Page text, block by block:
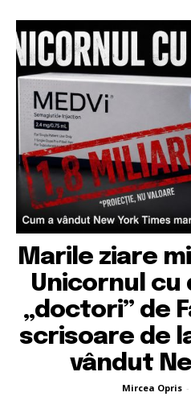
Marile ziare
Unicornul cu
„doctori” de
scrisoare de
vândut
Mircea Opris -